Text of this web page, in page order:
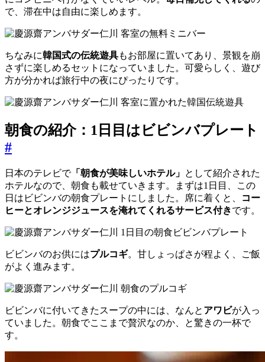
で、滞在中は自由に楽しめます。
ちなみに韓国式の伝統遊具もお部屋に置いてあり、景観を崩
さずに楽しめるセットになっていました。可愛らしく、遊び
方が分かれば旅行中の夜にぴったりです。
朝食の紹介：1日目はビビンバプレート
#
日本のテレビで「朝食が美味しいホテル」 として紹介された
ホテルなので、朝食も載せていきます。まずは1日目、この
日はビビンバの朝食プレートにしました。席に着くと、
コー
ヒーとオレンジジュースを淹れてくれるサービス付きです。
ビビンバのお供にはプルコギ。甘しょっぱさが程よく、ご飯
がよく進みます。
ビビンバに付いてきたスープの中には、なんと アワビが入っ
ていました。朝食でここまで贅沢なのか、と驚きの一杯で
す。